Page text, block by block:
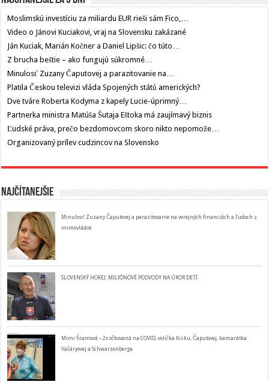
Moslimskú investíciu za miliardu EUR rieši sám Fico,…
Video o Jánovi Kuciakovi, vraj na Slovensku zakázané
Ján Kuciak, Marián Kočner a Daniel Lipšic: čo túto…
Z brucha beštie – ako fungujú súkromné…
Minulosť Zuzany Čaputovej a parazitovanie na…
Platila Českou televizi vláda Spojených států amerických?
Dve tváre Roberta Kodyma z kapely Lucie-úprimný…
Partnerka ministra Matúša Šutaja Eštoka má zaujímavý biznis
Ľudské práva, prečo bezdomovcom skoro nikto nepomože…
Organizovaný prílev cudzincov na Slovensko
Najčítanejšie
Minulosť Zuzany Čaputovej a parazitovanie na verejných financiách a ľudoch z
mimovládok
SLOVENSKÝ HOKEJ: MILIÓNOVÉ PODVODY NA ÚKOR DETÍ
Mimi Šramová – 2x očkovaná na COVID, volička Kisku, Čaputovej, kamarátka
Vašáryovej a Schwarzenberga